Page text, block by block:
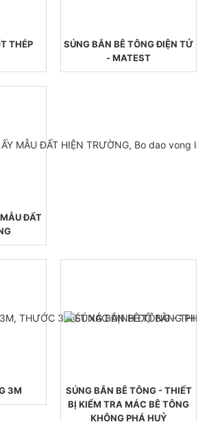
THÉP
SÚNG BẮN BÊ TÔNG ĐIỆN TỬ
- MATEST
ĐẤT
3M
SÚNG BẮN BÊ TÔNG - THIẾT
BỊ KIỂM TRA MÁC BÊ TÔNG
KHÔNG PHÁ HUỶ